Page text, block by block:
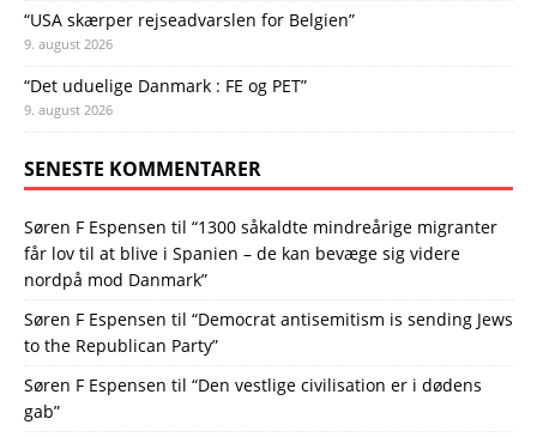
“USA skærper rejseadvarslen for Belgien”
9. august 2026
“Det uduelige Danmark : FE og PET”
9. august 2026
SENESTE KOMMENTARER
Søren F Espensen til “1300 såkaldte mindreårige migranter
får lov til at blive i Spanien – de kan bevæge sig videre
nordpå mod Danmark”
Søren F Espensen til “Democrat antisemitism is sending Jews
to the Republican Party”
Søren F Espensen til “Den vestlige civilisation er i dødens
gab”